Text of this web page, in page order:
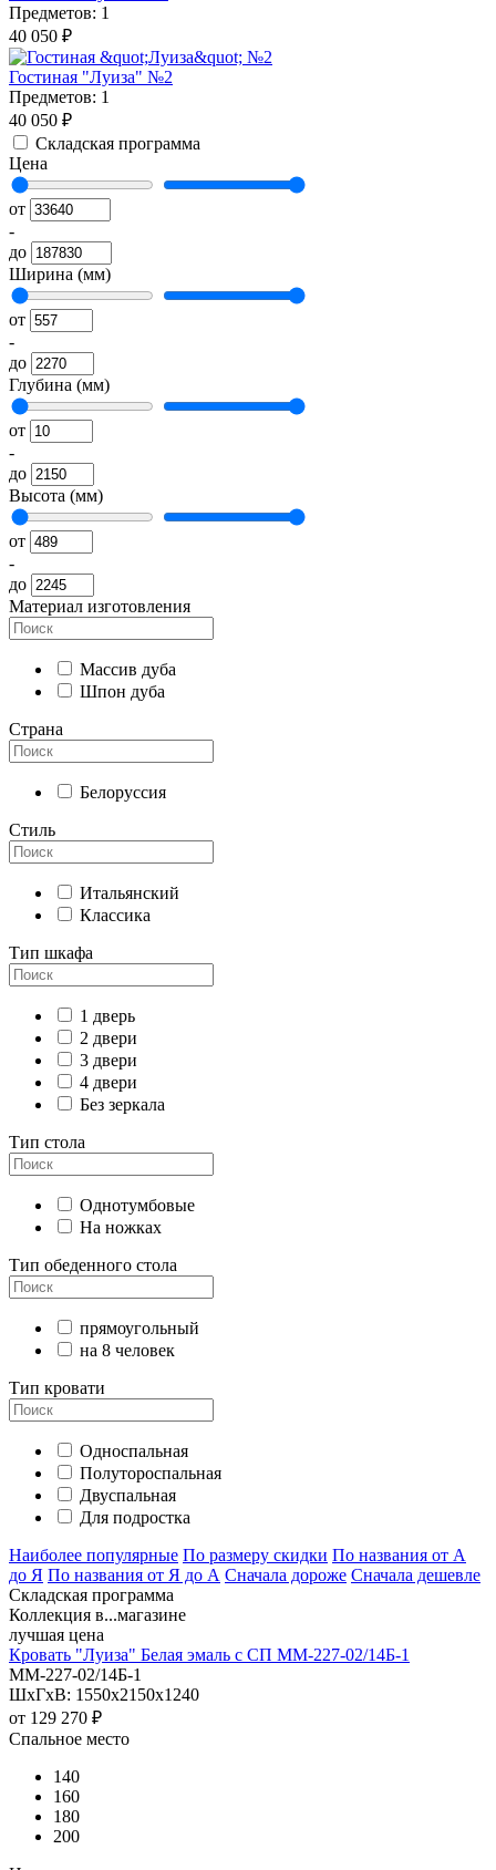
Предметов: 1
40 050 ₽
Гостиная "Луиза" №2
Предметов: 1
40 050 ₽
Складская программа
Цена
от
-
до
Ширина (мм)
от
-
до
Глубина (мм)
от
-
до
Высота (мм)
от
-
до
Материал изготовления
Массив дуба
Шпон дуба
Страна
Белоруссия
Стиль
Итальянский
Классика
Тип шкафа
1 дверь
2 двери
3 двери
4 двери
Без зеркала
Тип стола
Однотумбовые
На ножках
Тип обеденного стола
прямоугольный
на 8 человек
Тип кровати
Односпальная
Полутороспальная
Двуспальная
Для подростка
Наиболее популярные По размеру скидки По названия от А
до Я По названия от Я до А Сначала дороже Сначала дешевле
Складская программа
Коллекция в...магазине
лучшая цена
Кровать "Луиза" Белая эмаль с СП ММ-227-02/14Б-1
ММ-227-02/14Б-1
ШхГхВ: 1550х2150х1240
от 129 270 ₽
Спальное место
140
160
180
200